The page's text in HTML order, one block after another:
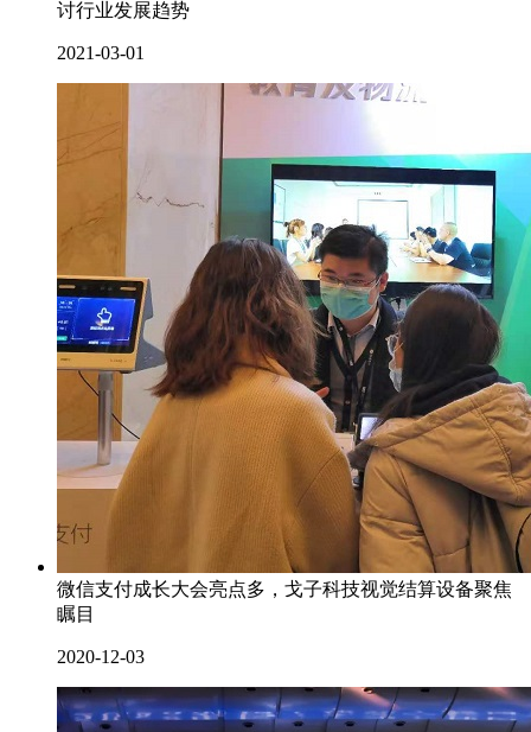
讨行业发展趋势
2021-03-01
微信支付成长大会亮点多，戈子科技视觉结算设备聚焦
瞩目
2020-12-03